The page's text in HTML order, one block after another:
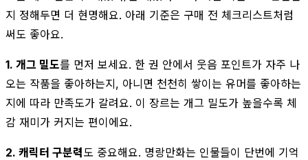
지 정해두면 더 현명해요. 아래 기준은 구매 전 체크리스트처럼
써도 좋아요.
1. 개그 밀도를 먼저 보세요. 한 권 안에서 웃음 포인트가 자주 나
오는 작품을 좋아하는지, 아니면 천천히 쌓이는 유머를 좋아하는
지에 따라 만족도가 갈려요. 이 장르는 개그 밀도가 높을수록 체
감 재미가 커지는 편이에요.
2. 캐릭터 구분력도 중요해요. 명랑만화는 인물들이 단번에 기억